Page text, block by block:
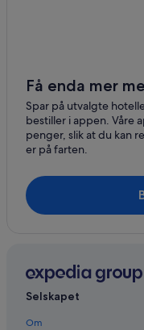
Få enda mer
Spar på utvalgte
bestiller i appen. Våre
penger, slik at du kan
er på farten.
Selskapet
Om